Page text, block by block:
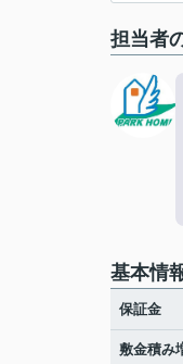
担当者
基本情
保証金
敷金積み